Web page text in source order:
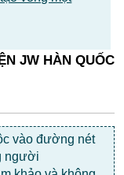
JW HÀN QUỐC
vào đường nét
người